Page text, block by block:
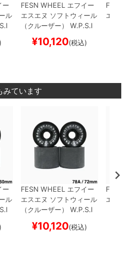
ー
ル
FESN WHEEL エフイー
エスエヌ ソフトウィール
（クルーザー）
W.P.S.I
HARDCORE SOFT SLID
E SQUARE LIP（78A）
¥10,120(税込)
FESN
エスエ
みています
ー
ル
FESN WHEEL エフイー
エスエヌ ソフトウィール
（クルーザー）
W.P.S.I
E SQUARE LIP（78A）
¥10,120(税込)
FESN
エスエ